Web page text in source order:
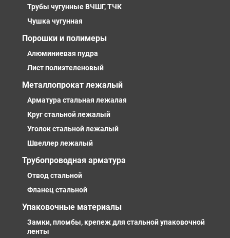
Трубы чугунные ВЧШГ, ТЧК
Чушка чугунная
Порошки и полимеры
Алюминиевая пудра
Лист полиэтеленовый
Металлопрокат лежалый
Арматура стальная лежалая
Круг стальной лежалый
Уголок стальной лежалый
Швеллер лежалый
Трубопроводная арматура
Отвод стальной
Фланец стальной
Упаковочные материалы
Замки, пломбы, крепеж для стальной упаковочной
ленты